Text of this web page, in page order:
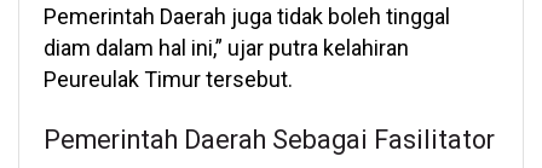
Pemerintah Daerah juga tidak boleh tinggal
diam dalam hal ini,” ujar putra kelahiran
Peureulak Timur tersebut.
Pemerintah Daerah Sebagai Fasilitator